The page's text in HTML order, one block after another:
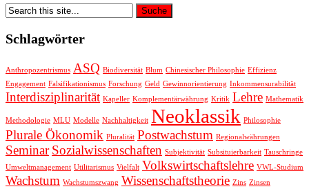
Schlagwörter
Anthropozentrismus ASQ Biodiversität Blum Chinesischer Philosophie Effizienz
Engagement Falsifikationismus Forschung Geld Gewinnorientierung Inkommensurabilität
Interdisziplinarität Kapeller Komplementärwährung Kritik Lehre Mathematik
Methodologie MLU Modelle Nachhaltigkeit Neoklassik Philosophie
Plurale Ökonomik Pluralität Postwachstum Regionalwährungen
Seminar Sozialwissenschaften Subjektivität Subsituierbarkeit Tauschringe
Umweltmanagement Utilitarismus Vielfalt Volkswirtschaftslehre VWL-Studium
Wachstum Wachstumszwang Wissenschaftstheorie Zins Zinsen